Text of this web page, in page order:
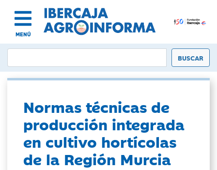
MENÚ
Normas técnicas de
producción integrada
en cultivo hortícolas
de la Región Murcia